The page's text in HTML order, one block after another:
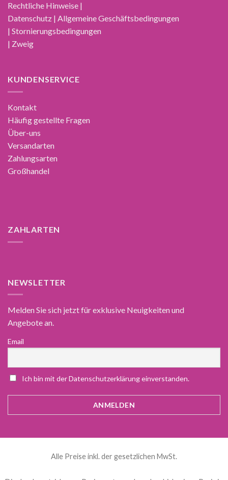
Rechtliche Hinweise |
Datenschutz | Allgemeine Geschäftsbedingungen
| Stornierungsbedingungen
| Zweig
KUNDENSERVICE
Kontakt
Häufig gestellte Fragen
Über-uns
Versandarten
Zahlungsarten
Großhandel
ZAHLARTEN
NEWSLETTER
Melden Sie sich jetzt für exklusive Neuigkeiten und
Angebote an.
Email
Ich bin mit der Datenschutzerklärung einverstanden.
Alle Preise inkl. der gesetzlichen MwSt.